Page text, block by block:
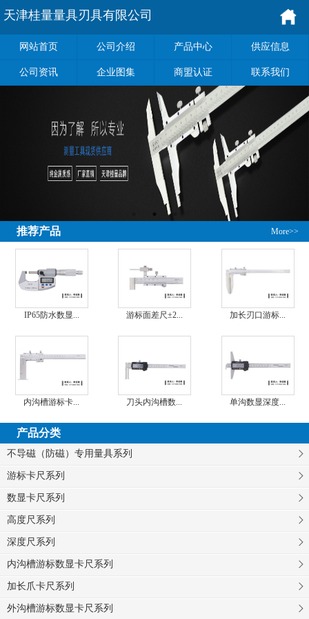
天津桂量量具刃具有限公司
网站首页 公司介绍 产品中心 供应信息
公司资讯 企业图集 商盟认证 联系我们
More>>
推荐产品
IP65防水数显... 游标面差尺±2... 加长刃口游标...
内沟槽游标卡... 刀头内沟槽数... 单沟数显深度...
产品分类
不导磁（防磁）专用量具系列
游标卡尺系列
数显卡尺系列
高度尺系列
深度尺系列
内沟槽游标数显卡尺系列
加长爪卡尺系列
外沟槽游标数显卡尺系列